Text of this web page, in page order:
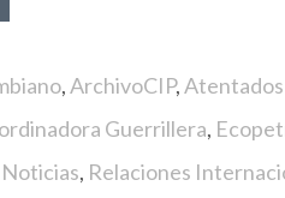
,ArchivoCIP,
Guerrillera,
Noticias, Relaciones